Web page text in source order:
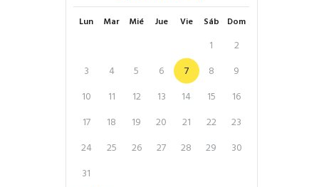
Lun Mar Mié Jue Vie Sáb Dom
1
2
3
4 5 6 7 8
9
10
11 12 13 14 15
16
17
18 19 20 21 22
23
24
25 26 27 28 29
30
31